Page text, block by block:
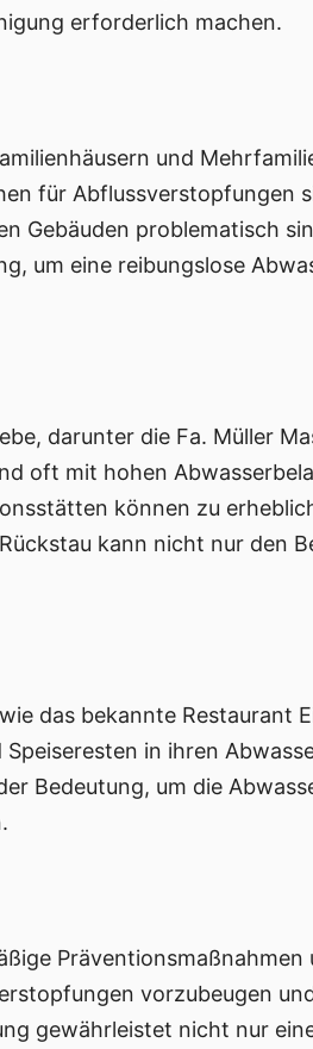
erforderlich machen.
und
für Abflussverstopfungen
Gebäuden problematisch
um eine reibungslose
darunter die Fa. Müller
oft mit hohen
können zu
kann nicht nur den
das bekannte Restaurant
in ihren
Bedeutung, um die
Präventionsmaßnahmen
vorzubeugen
gewährleistet nicht nur